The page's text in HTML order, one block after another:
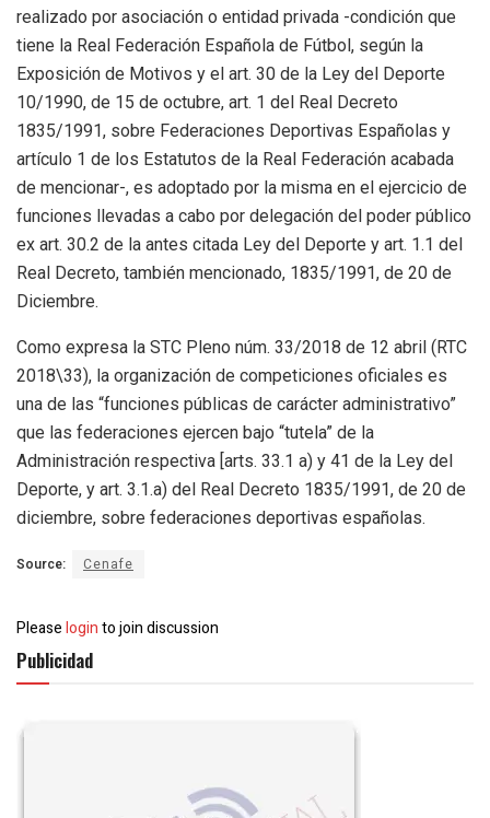
realizado por asociación o entidad privada -condición que
tiene la Real Federación Española de Fútbol, según la
Exposición de Motivos y el art. 30 de la Ley del Deporte
10/1990, de 15 de octubre, art. 1 del Real Decreto
1835/1991, sobre Federaciones Deportivas Españolas y
artículo 1 de los Estatutos de la Real Federación acabada
de mencionar-, es adoptado por la misma en el ejercicio de
funciones llevadas a cabo por delegación del poder público
ex art. 30.2 de la antes citada Ley del Deporte y art. 1.1 del
Real Decreto, también mencionado, 1835/1991, de 20 de
Diciembre.
Como expresa la STC Pleno núm. 33/2018 de 12 abril (RTC
2018\33), la organización de competiciones oficiales es
una de las “funciones públicas de carácter administrativo”
que las federaciones ejercen bajo “tutela” de la
Administración respectiva [arts. 33.1 a) y 41 de la Ley del
Deporte, y art. 3.1.a) del Real Decreto 1835/1991, de 20 de
diciembre, sobre federaciones deportivas españolas.
Source: Cenafe
Pleaseloginto join discussion
Publicidad